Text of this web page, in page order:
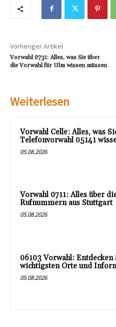
Vorheriger Artikel
Vorwahl 0731: Alles, was Sie über
die Vorwahl für Ulm wissen müssen
Weiterlesen
Vorwahl Celle: Alles, was
Telefonvorwahl 05141
05.08.2026
Vorwahl 0711: Alles über
Rufnummern aus Stuttgart
05.08.2026
06103 Vorwahl: Entdecken
wichtigsten Orte und
05.08.2026